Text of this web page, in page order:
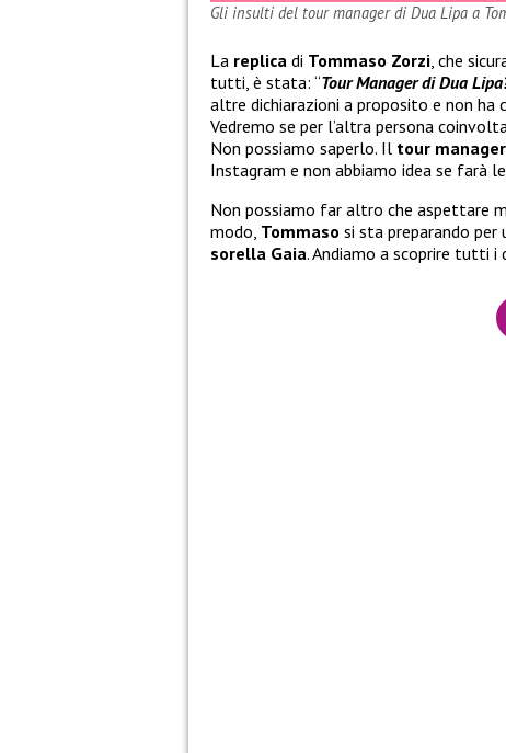
Gli insulti del tour manager di Dua Lipa a
La replica di Tommaso Zorzi , che
tutti, è stata: “Tour Manager di Dua
altre dichiarazioni a proposito e non
Vedremo se per l’altra persona
Non possiamo saperlo. Il tour manager
Instagram e non abbiamo idea se farà
Non possiamo far altro che aspettare
modo, Tommaso si sta preparando per
sorella Gaia. Andiamo a scoprire tutti i